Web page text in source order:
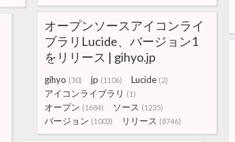
オープンソースアイコンライ
ブラリLucide、バージョン1
をリリース | gihyo.jp
gihyo (30) jp (1106) Lucide (2)
アイコンライブラリ (1)
オープン (1684) ソース (1235)
バージョン (1003) リリース (8746)